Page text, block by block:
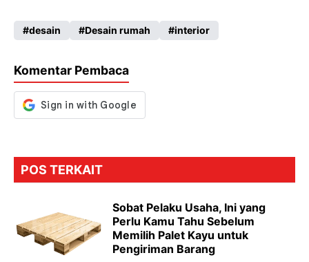
b
o
k
ts
p
p
gr
m
se
g
er
desain Desain rumah interior
Komentar Pembaca
POS TERKAIT
Sobat Pelaku Usaha, Ini yang
Perlu Kamu Tahu Sebelum
Memilih Palet Kayu untuk
Pengiriman Barang